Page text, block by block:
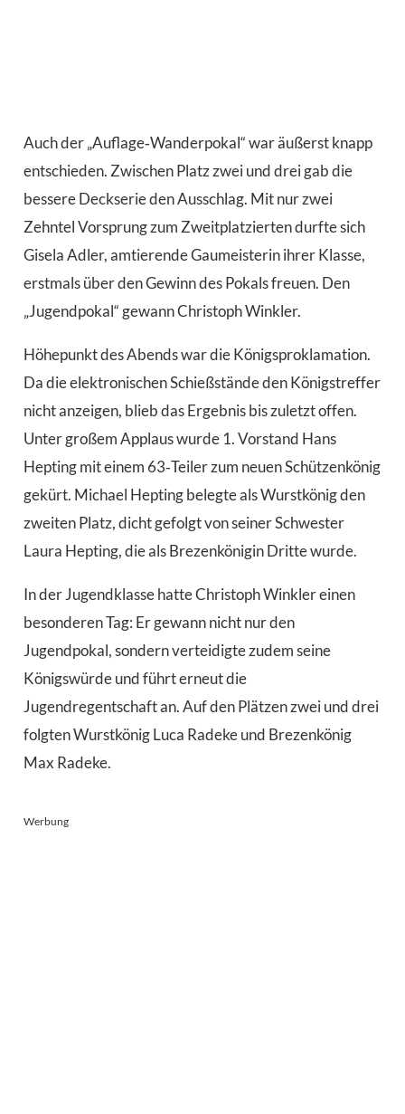
Auch der „Auflage‑Wanderpokal“ war äußerst knapp
entschieden. Zwischen Platz zwei und drei gab die
bessere Deckserie den Ausschlag. Mit nur zwei
Zehntel Vorsprung zum Zweitplatzierten durfte sich
Gisela Adler, amtierende Gaumeisterin ihrer Klasse,
erstmals über den Gewinn des Pokals freuen. Den
„Jugendpokal“ gewann Christoph Winkler.
Höhepunkt des Abends war die Königsproklamation.
Da die elektronischen Schießstände den Königstreffer
nicht anzeigen, blieb das Ergebnis bis zuletzt offen.
Unter großem Applaus wurde 1. Vorstand Hans
Hepting mit einem 63‑Teiler zum neuen Schützenkönig
gekürt. Michael Hepting belegte als Wurstkönig den
zweiten Platz, dicht gefolgt von seiner Schwester
Laura Hepting, die als Brezenkönigin Dritte wurde.
In der Jugendklasse hatte Christoph Winkler einen
besonderen Tag: Er gewann nicht nur den
Jugendpokal, sondern verteidigte zudem seine
Königswürde und führt erneut die
Jugendregentschaft an. Auf den Plätzen zwei und drei
folgten Wurstkönig Luca Radeke und Brezenkönig
Max Radeke.
Werbung